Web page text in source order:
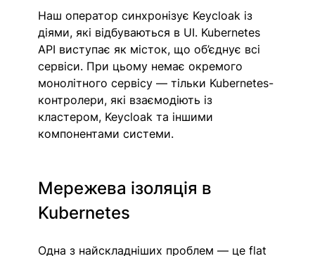
Наш оператор синхронізує Keycloak із
діями, які відбуваються в UI. Kubernetes
API виступає як місток, що об’єднує всі
сервіси. При цьому немає окремого
монолітного сервісу — тільки Kubernetes-
контролери, які взаємодіють із
кластером, Keycloak та іншими
компонентами системи.
Мережева ізоляція в
Kubernetes
Одна з найскладніших проблем — це flat